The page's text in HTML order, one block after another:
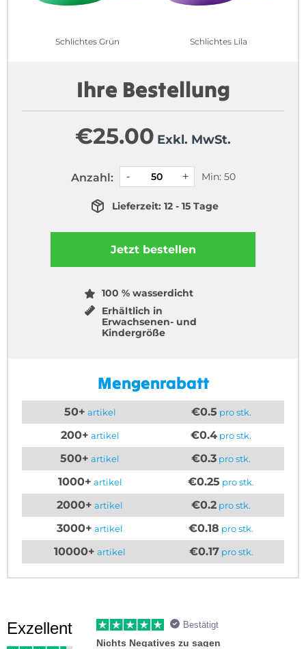
Schlichtes Grün Schlichtes Lila
Ihre Bestellung
€25.00 Exkl. MwSt.
Anzahl: Min: 50
Lieferzeit: 12 - 15 Tage
Jetzt bestellen
100 % wasserdicht
Erhältlich in
Erwachsenen- und
Kindergröße
Mengenrabatt
50+ artikel €0.5 pro stk.
200+ artikel €0.4 pro stk.
500+ artikel €0.3 pro stk.
1000+ artikel €0.25 pro stk.
2000+ artikel €0.2 pro stk.
3000+ artikel €0.18 pro stk.
10000+ artikel €0.17pro stk.
Exzellent Bestätigt
Nichts Negatives zu sagen